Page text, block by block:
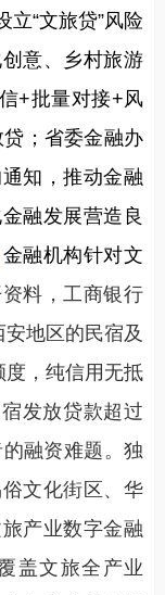
“文旅贷”风险
意、乡村旅游
+批量对接+风
贷；省委金融办
知，推动金融
融发展营造良
金融机构针对文
料，工商银行
安地区的民宿及
，纯信用无抵
发放贷款超过
融资难题。独
文化街区、华
产业数字金融
盖文旅全产业